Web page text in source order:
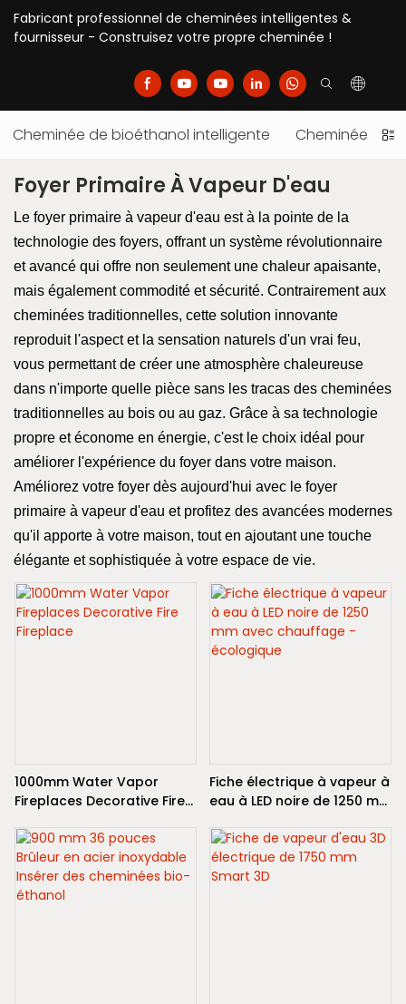
Fabricant professionnel de cheminées intelligentes &
fournisseur - Construisez votre propre cheminée !
Cheminée de bioéthanol intelligente Cheminée
Foyer Primaire À Vapeur D'eau
Le foyer primaire à vapeur d'eau est à la pointe de la
technologie des foyers, offrant un système révolutionnaire
et avancé qui offre non seulement une chaleur apaisante,
mais également commodité et sécurité. Contrairement aux
cheminées traditionnelles, cette solution innovante
reproduit l'aspect et la sensation naturels d'un vrai feu,
vous permettant de créer une atmosphère chaleureuse
dans n'importe quelle pièce sans les tracas des cheminées
traditionnelles au bois ou au gaz. Grâce à sa technologie
propre et économe en énergie, c'est le choix idéal pour
améliorer l'expérience du foyer dans votre maison.
Améliorez votre foyer dès aujourd'hui avec le foyer
primaire à vapeur d'eau et profitez des avancées modernes
qu'il apporte à votre maison, tout en ajoutant une touche
élégante et sophistiquée à votre espace de vie.
1000mm Water Vapor
Fireplaces Decorative Fire
Fiche électrique à vapeur à
eau à LED noire de 1250 mm
écologique